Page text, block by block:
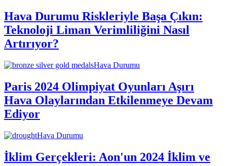
Hava Durumu Riskleriyle Başa Çıkın:
Teknoloji Liman Verimliliğini Nasıl
Artırıyor?
Hava Durumu
Paris 2024 Olimpiyat Oyunları Aşırı
Hava Olaylarından Etkilenmeye Devam
Ediyor
Hava Durumu
İklim Gerçekleri: Aon'un 2024 İklim ve